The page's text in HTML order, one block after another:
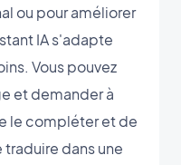
ou pour améliorer
IA s'adapte
Vous pouvez
et demander à
le compléter et de
dans une